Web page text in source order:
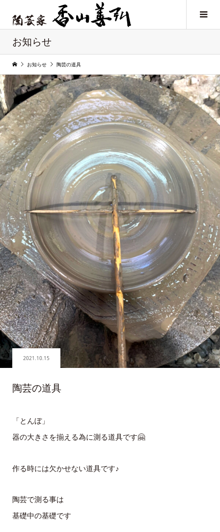
お知らせ
お知らせ 陶芸の道具
2021.10.15
陶芸の道具
「とんぼ」
器の大きさを揃える為に測る道具です🤗
作る時には欠かせない道具です♪
陶芸で測る事は
基礎中の基礎です